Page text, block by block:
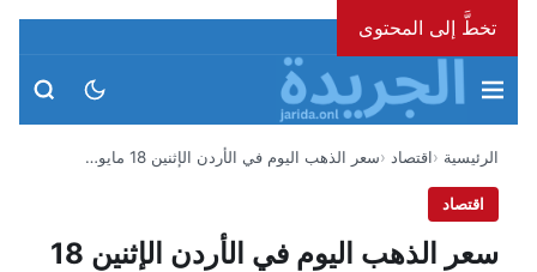
تخطَّ إلى المحتوى
الخميس، 6 أغسطس 2026
الرئيسية اقتصاد سعر الذهب اليوم في الأردن الإثنين 18 مايو…
اقتصاد
سعر الذهب اليوم في الأردن الإثنين 18